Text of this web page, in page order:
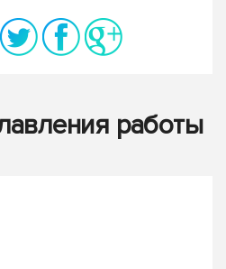
работы